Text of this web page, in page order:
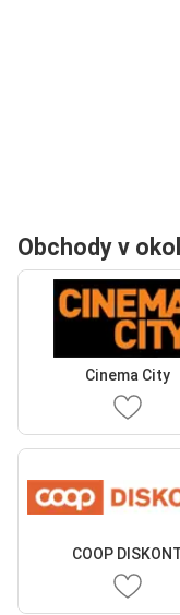
Obchody v
Cinema City
COOP